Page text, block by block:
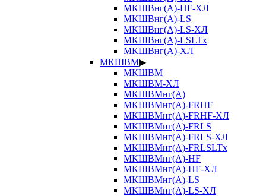
МКШВнг(А)-HF-ХЛ
МКШВнг(А)-LS
МКШВнг(А)-LS-ХЛ
МКШВнг(А)-LSLTx
МКШВнг(А)-ХЛ
МКШВМ▶
МКШВМ
МКШВМ-ХЛ
МКШВМнг(А)
МКШВМнг(А)-FRHF
МКШВМнг(А)-FRHF-ХЛ
МКШВМнг(А)-FRLS
МКШВМнг(А)-FRLS-ХЛ
МКШВМнг(А)-FRLSLTx
МКШВМнг(А)-HF
МКШВМнг(А)-HF-ХЛ
МКШВМнг(А)-LS
МКШВМнг(А)-LS-ХЛ